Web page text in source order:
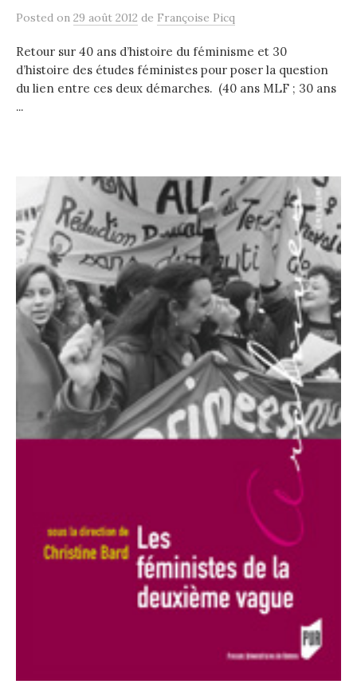
Posted on 29 août 2012 de Françoise Picq
Retour sur 40 ans d’histoire du féminisme et 30
d’histoire des études féministes pour poser la question
du lien entre ces deux démarches. (40 ans MLF ; 30 ans
...